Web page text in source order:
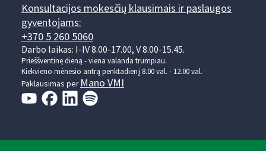
Konsultacijos mokesčių klausimais ir paslaugos
gyventojams:
+370 5 260 5060
Darbo laikas: I-IV 8.00-17.00, V 8.00-15.45.
Prieššventinę dieną - viena valanda trumpiau.
Kiekvieno mėnesio antrą penktadienį 8.00 val. - 12.00 val.
Paklausimas per Mano VMI